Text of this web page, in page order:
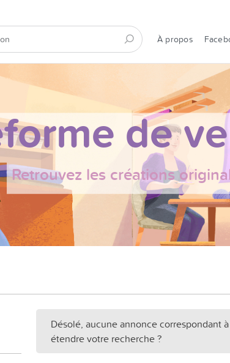
À propos
de
Retrouvez les créations
Désolé, aucune annonce correspondant
étendre votre recherche ?